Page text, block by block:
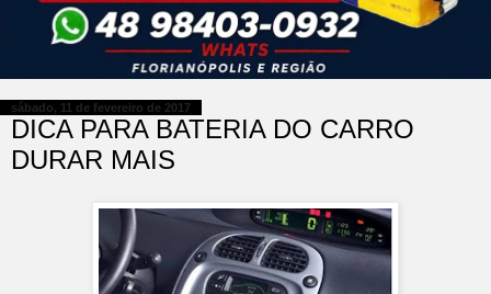
sábado, 11 de fevereiro de 2017
DICA PARA BATERIA DO CARRO
DURAR MAIS